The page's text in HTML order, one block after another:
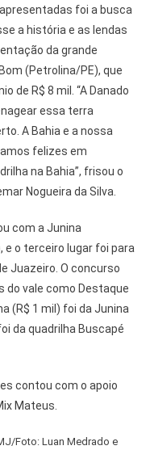
foi a busca
a história e as lendas
da grande
(Petrolina/PE), que
de R$ 8 mil. “A Danado
essa terra
A Bahia e a nossa
felizes em
na Bahia”, frisou o
Nogueira da Silva.
com a Junina
e o terceiro lugar foi para
Juazeiro. O concurso
do vale como Destaque
(R$ 1 mil) foi da Junina
da quadrilha Buscapé
contou com o apoio
Mateus.
Foto: Luan Medrado e